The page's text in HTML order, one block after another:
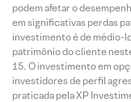
podem afetar o
em significativas perdas
investimento é de médio-
patrimônio do cliente
O investimento em
investidores de perfil
praticada pela XP